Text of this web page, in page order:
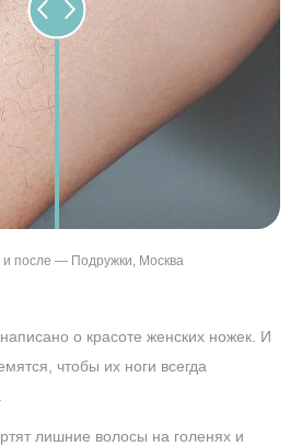
и после — Подружки, Москва
о красоте женских ножек. И
чтобы их ноги всегда
лишние волосы на голенях и